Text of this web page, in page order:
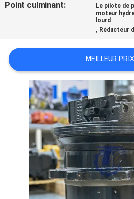
TOUS
LES
DEMANDE
DE
SOUMISSION
SITEMAP
Point culminant: Le pilote de
moteur
lourd
, Réducteur
MEILLEUR PRIX